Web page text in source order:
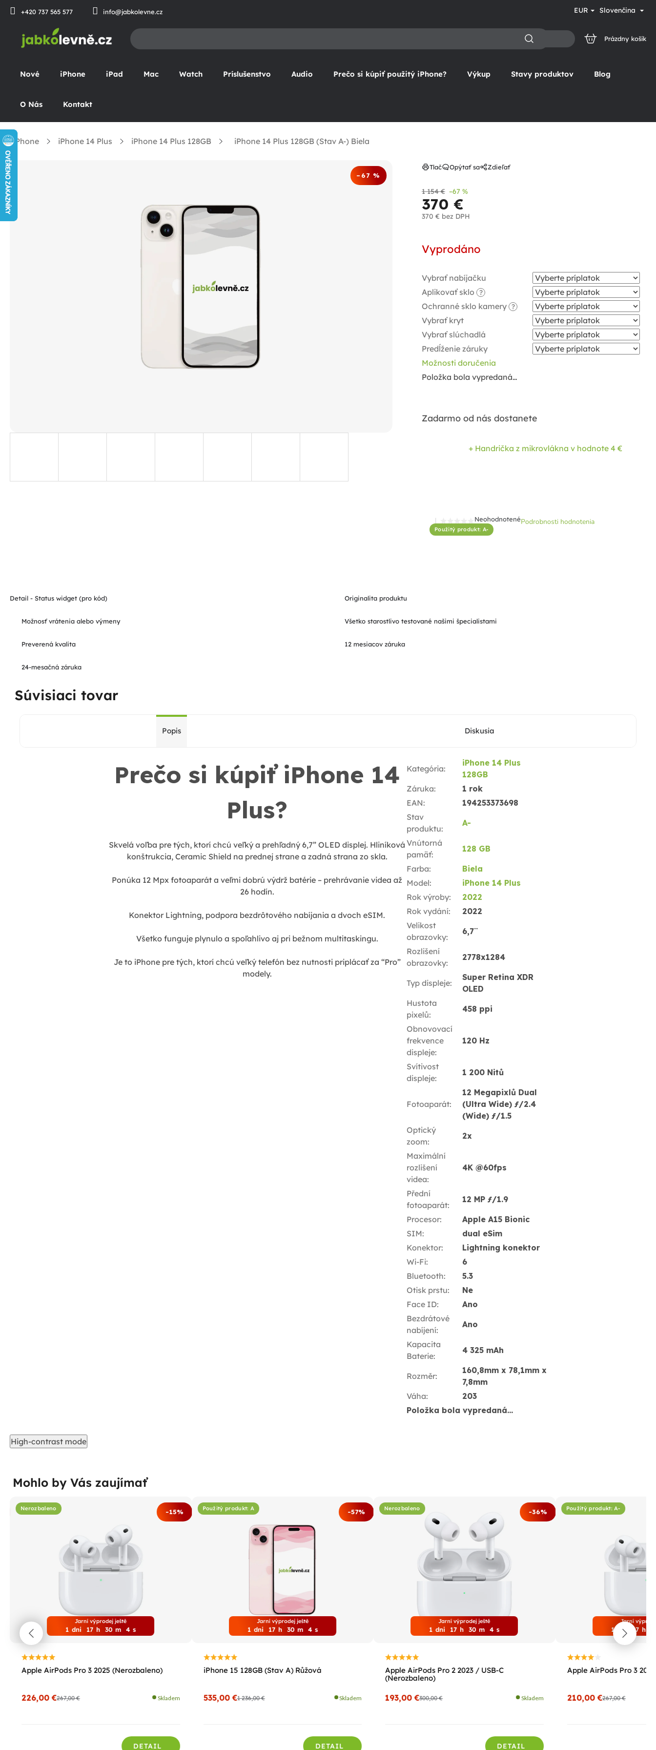
Prejsť
+420 737 565 577 info@jabkolevne.cz EUR Slovenčina
NÁKUPNÝ
Prázdny košík
Nové iPhone iPad Mac Watch Príslušenstvo Audio Prečo si kúpiť použitý iPhone? Výkup Stavy produktov Blog
O Nás Kontakt
iPhone iPhone 14 Plus iPhone 14 Plus 128GB iPhone 14 Plus 128GB (Stav A-) Biela
Použitý produkt: A-
Priemerné
hodnotenie
NeohodnotenéPodrobnosti hodnotenia
–67 %
1 154 € –67 %
370 €
370 € bez DPH
cena:
Vyprodáno
Vybrať nabíjačku
Aplikovať sklo
?
Ochranné sklo kamery ?
Vybrať kryt
Vybrať slúchadlá
Predĺženie záruky
Možnosti doručenia
Položka bola vypredaná…
Zadarmo od nás dostanete
+ Handrička z mikrovlákna v hodnote 4 €
Tlač Opýtať sa Zdieľať
Detail - Status widget (pro kód) Originalita produktu
Možnosť vrátenia alebo výmeny Všetko starostlivo testované našimi špecialistami
Preverená kvalita 12 mesiacov záruka
24-mesačná záruka
Súvisiaci tovar
Popis Diskusia
Prečo si kúpiť iPhone 14
Plus?
Skvelá voľba pre tých, ktorí chcú veľký a prehľadný 6,7” OLED displej. Hliníková
konštrukcia, Ceramic Shield na prednej strane a zadná strana zo skla.
Ponúka 12 Mpx fotoaparát a veľmi dobrú výdrž batérie – prehrávanie videa až
26 hodín.
Konektor Lightning, podpora bezdrôtového nabíjania a dvoch eSIM.
Všetko funguje plynulo a spoľahlivo aj pri bežnom multitaskingu.
Je to iPhone pre tých, ktorí chcú veľký telefón bez nutnosti priplácať za “Pro”
modely.
Kategória:
iPhone 14 Plus
128GB
Záruka:
1 rok
EAN:
194253373698
Stav
produktu:
A-
Vnútorná
pamäť:
128 GB
Farba:
Biela
Model:
iPhone 14 Plus
Rok výroby:
2022
Rok vydání:
2022
Velikost
obrazovky:
6,7¨
Rozlišení
obrazovky:
2778x1284
Typ displeje:
Super Retina XDR
OLED
Hustota
pixelů:
458 ppi
Obnovovací
frekvence
displeje:
120 Hz
Svítivost
displeje:
1 200 Nitů
Fotoaparát:
12 Megapixlů Dual
(Ultra Wide) ƒ/2.4
(Wide) ƒ/1.5
Optický
zoom:
2x
Maximální
rozlišení
videa:
4K @60fps
Přední
fotoaparát:
12 MP ƒ/1.9
Procesor:
Apple A15 Bionic
SIM:
dual eSim
Konektor:
Lightning konektor
Wi-Fi:
6
Bluetooth:
5.3
Otisk prstu:
Ne
Face ID:
Ano
Bezdrátové
nabíjení:
Ano
Kapacita
Baterie:
4 325 mAh
Rozměr:
160,8mm x 78,1mm x
7,8mm
Váha:
203
Položka bola vypredaná…
High-contrast mode
Mohlo by Vás zaujímať
Nerozbaleno -15%
Jarní výprodej ještě
1 dni 17 h 30 m 3 s
Apple AirPods Pro 3 2025 (Nerozbaleno)
267,00 €
226,00 € Skladem
DETAIL
Použitý produkt: A -57%
Jarní výprodej ještě
1 dni 17 h 30 m 3 s
iPhone 15 128GB (Stav A) Růžová
1 236,00 €
535,00 € Skladem
DETAIL
Nerozbaleno -36%
Jarní výprodej ještě
1 dni 17 h 30 m 3 s
Apple AirPods Pro 2 2023 / USB-C
(Nerozbaleno)
300,00 €
193,00 € Skladem
DETAIL
Použitý produkt: A-
Jarní
1 dni 17 h
Apple AirPods Pro 3
267,00 €
210,00 €